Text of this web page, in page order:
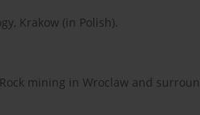
Krakow (in Polish).
Rock mining in Wroclaw and